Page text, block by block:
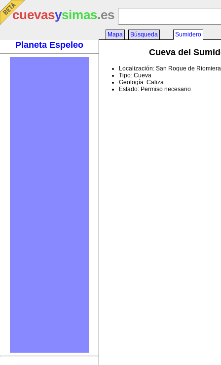
cuevasysimas.es
Planeta Espeleo
Mapa Búsqueda Sumidero
Cueva del
Localización: San Roque de
Tipo: Cueva
Geología: Caliza
Estado: Permiso necesario